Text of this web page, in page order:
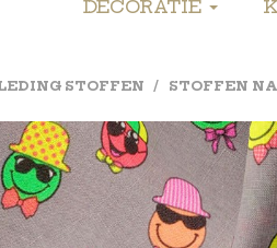
DECORATIE
STOFFEN STOFFEN